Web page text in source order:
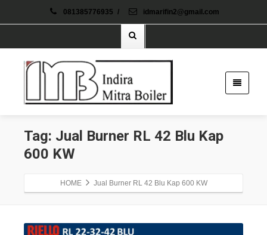
081385776935 / idmarifin2@gmail.com
Tag: Jual Burner RL 42 Blu Kap
600 KW
HOME Jual Burner RL 42 Blu Kap 600 KW